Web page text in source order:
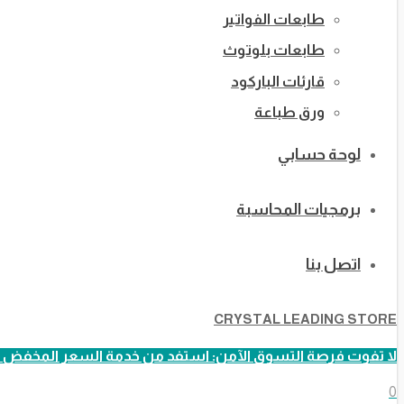
طابعات الفواتير
طابعات بلوتوث
قارئات الباركود
ورق طباعة
لوحة حسابي
برمجيات المحاسبة
اتصل بنا
CRYSTAL LEADING STORE
لا تفوت فرصة التسوق الآمن: استفد من خدمة السعر المخفض
0